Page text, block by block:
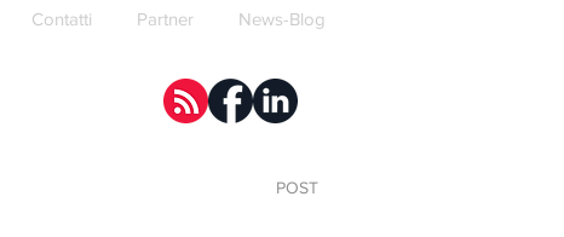
Contatti Partner News-Blog
POST